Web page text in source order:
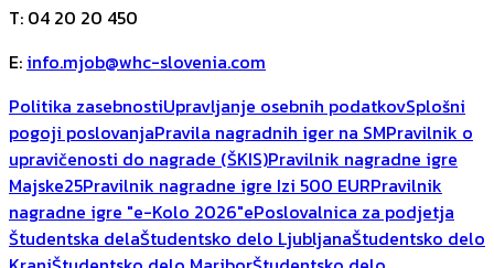
T: 04 20 20 450
E: info.mjob@whc-slovenia.com
Politika zasebnostiUpravljanje osebnih podatkovSplošni
pogoji poslovanjaPravila nagradnih iger na SMPravilnik o
upravičenosti do nagrade (ŠKIS)Pravilnik nagradne igre
Majske25Pravilnik nagradne igre Izi 500 EURPravilnik
nagradne igre "e-Kolo 2026"ePoslovalnica za podjetja
Študentska delaŠtudentsko delo LjubljanaŠtudentsko delo